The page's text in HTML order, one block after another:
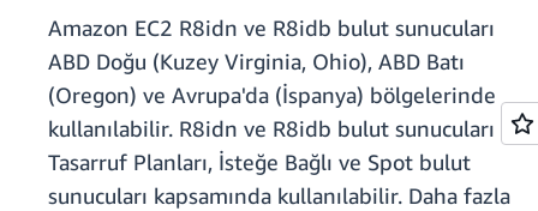
Amazon EC2 R8idn ve R8idb bulut sunucuları
ABD Doğu (Kuzey Virginia, Ohio), ABD Batı
(Oregon) ve Avrupa'da (İspanya) bölgelerinde
kullanılabilir. R8idn ve R8idb bulut sunucuları
Tasarruf Planları, İsteğe Bağlı ve Spot bulut
sunucuları kapsamında kullanılabilir. Daha fazla